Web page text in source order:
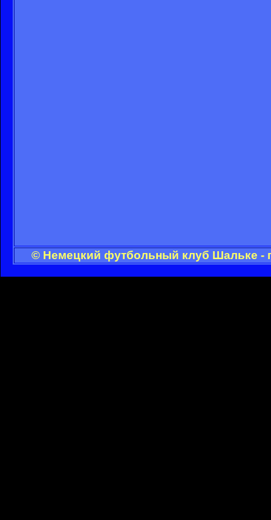
© Немецкий футбольный клуб Шальке -